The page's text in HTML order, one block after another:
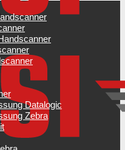
Datalogic
Zebra